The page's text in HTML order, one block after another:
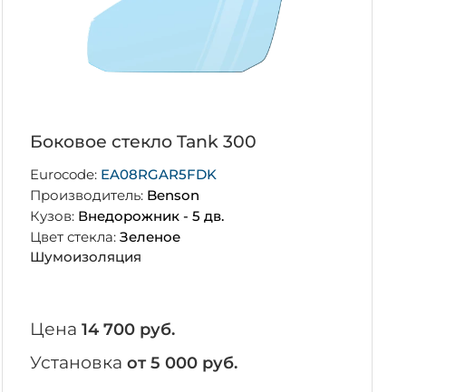
Боковое стекло Tank 300
Eurocode: EA08RGAR5FDK
Производитель: Benson
Кузов: Внедорожник - 5 дв.
Цвет стекла:Зеленое
Шумоизоляция
Цена14 700 руб.
Установкаот 5 000 руб.